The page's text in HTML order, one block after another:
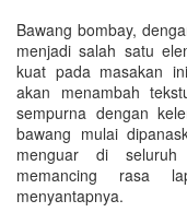
Bawang bombay,
menjadi salah satu
kuat pada masakan
akan menambah
sempurna dengan
bawang mulai
menguar di seluruh
memancing rasa
menyantapnya.